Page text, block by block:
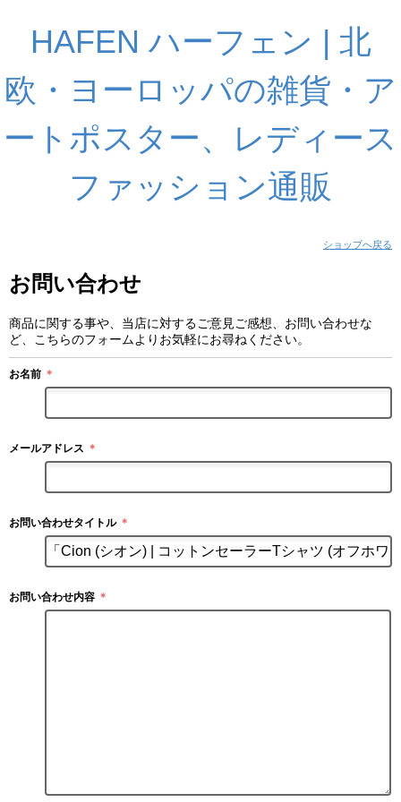
HAFEN ハーフェン | 北
欧・ヨーロッパの雑貨・ア
ートポスター、レディース
ファッション通販
ショップへ戻る
お問い合わせ
商品に関する事や、当店に対するご意見ご感想、お問い合わせな
ど、こちらのフォームよりお気軽にお尋ねください。
お名前 ＊
メールアドレス ＊
お問い合わせタイトル ＊
お問い合わせ内容 ＊